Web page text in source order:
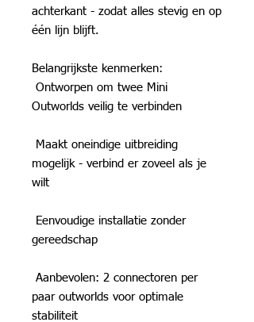
achterkant - zodat alles stevig en op
één lijn blijft.
Belangrijkste kenmerken:
Ontworpen om twee Mini
Outworlds veilig te verbinden
Maakt oneindige uitbreiding
mogelijk - verbind er zoveel als je
wilt
Eenvoudige installatie zonder
gereedschap
Aanbevolen: 2 connectoren per
paar outworlds voor optimale
stabiliteit